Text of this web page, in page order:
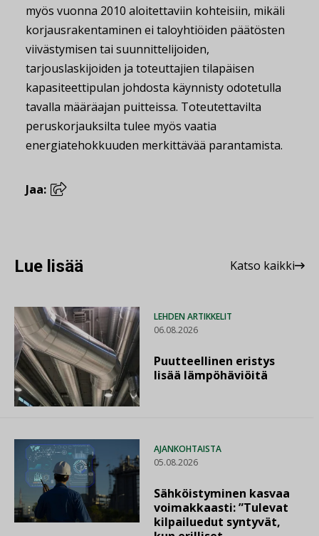
myös vuonna 2010 aloitettaviin kohteisiin, mikäli
korjausrakentaminen ei taloyhtiöiden päätösten
viivästymisen tai suunnittelijoiden,
tarjouslaskijoiden ja toteuttajien tilapäisen
kapasiteettipulan johdosta käynnisty odotetulla
tavalla määräajan puitteissa. Toteutettavilta
peruskorjauksilta tulee myös vaatia
energiatehokkuuden merkittävää parantamista.
Jaa:
Lue lisää Katso kaikki
LEHDEN ARTIKKELIT
06.08.2026
Puutteellinen eristys
lisää lämpöhäviöitä
AJANKOHTAISTA
05.08.2026
Sähköistyminen kasvaa
voimakkaasti: ”Tulevat
kilpailuedut syntyvät,